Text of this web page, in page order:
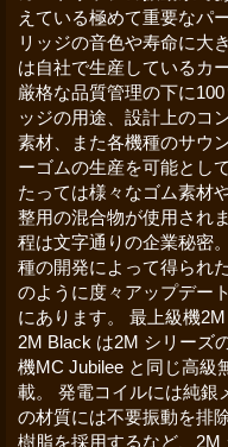
えている極めて重要なパ
リッジの音色や寿命に大
は自社で生産しているカ
厳格な品質管理の下に
ッジの用途、設計上のコ
素材、また各機種のサウ
ーゴムの生産を可能とし
たっては様々なゴム素材
整用の混合物が使用され
程は文字通りの企業秘密
種の開発によって得られ
のように度々アップデー
にあります。 最上級機
2M Black は2M シリーズ
機MC Jubilee と同じ高級
載。 発電コイルには純銀
の材質には不要振動を排
樹脂を採用するなど、